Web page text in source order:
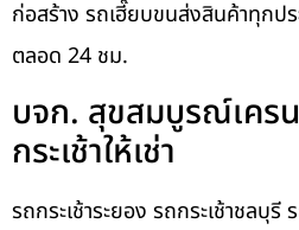
ก่อสร้าง รถเฮี๊ยบขนส่งสินค้าทุกป
ตลอด 24 ชม.
บจก. สุขสมบูรณ์เคร
กระเช้าให้เช่า
รถกระเช้าระยอง รถกระเช้าชลบุรี